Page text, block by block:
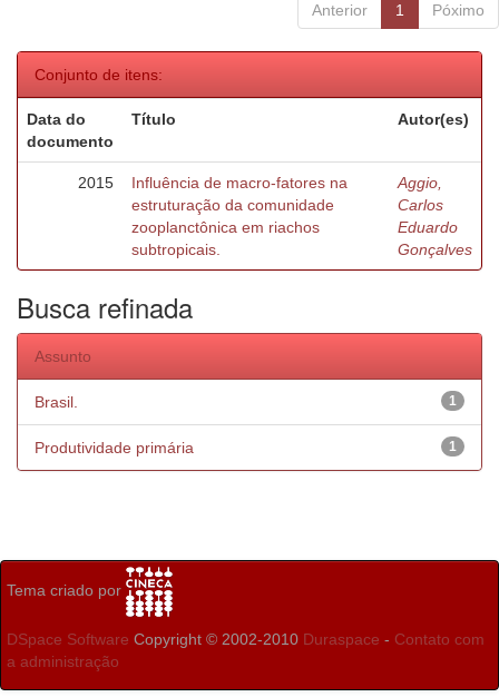
Anterior 1 Póximo
Conjunto de itens:
Data do
documento
Título Autor(es)
2015
Influência de macro-fatores na
estruturação da comunidade
zooplanctônica em riachos
subtropicais.
Aggio,
Carlos
Eduardo
Gonçalves
Busca refinada
Assunto
1
Brasil.
1
Produtividade primária
Tema criado por
DSpace Software Copyright © 2002-2010 Duraspace - Contato com
a administração